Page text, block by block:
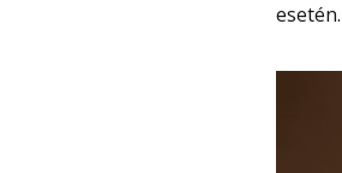
esetén.